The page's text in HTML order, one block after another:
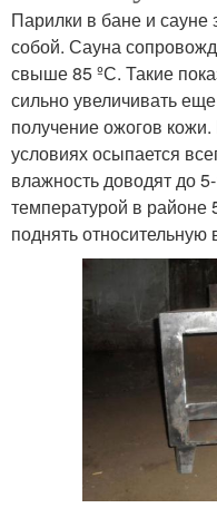
Парилки в бане и сауне
собой. Сауна
свыше 85 ºС. Такие
сильно увеличивать
получение ожогов
условиях осыпается
влажность доводят до
температурой в районе
поднять